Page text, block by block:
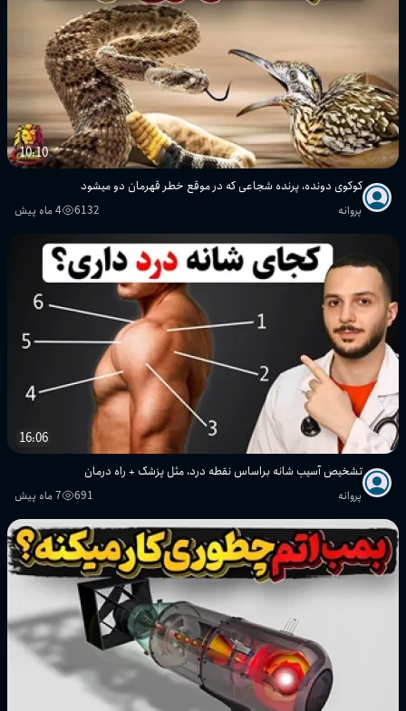
10:10
کوکوی دونده، پرنده شجاعی که در موقع خطر قهرمان دو میشود
پروانه 6132 4 ماه پیش
16:06
تشخیص آسیب شانه براساس نقطه درد، مثل پزشک + راه درمان
پروانه 691 7 ماه پیش